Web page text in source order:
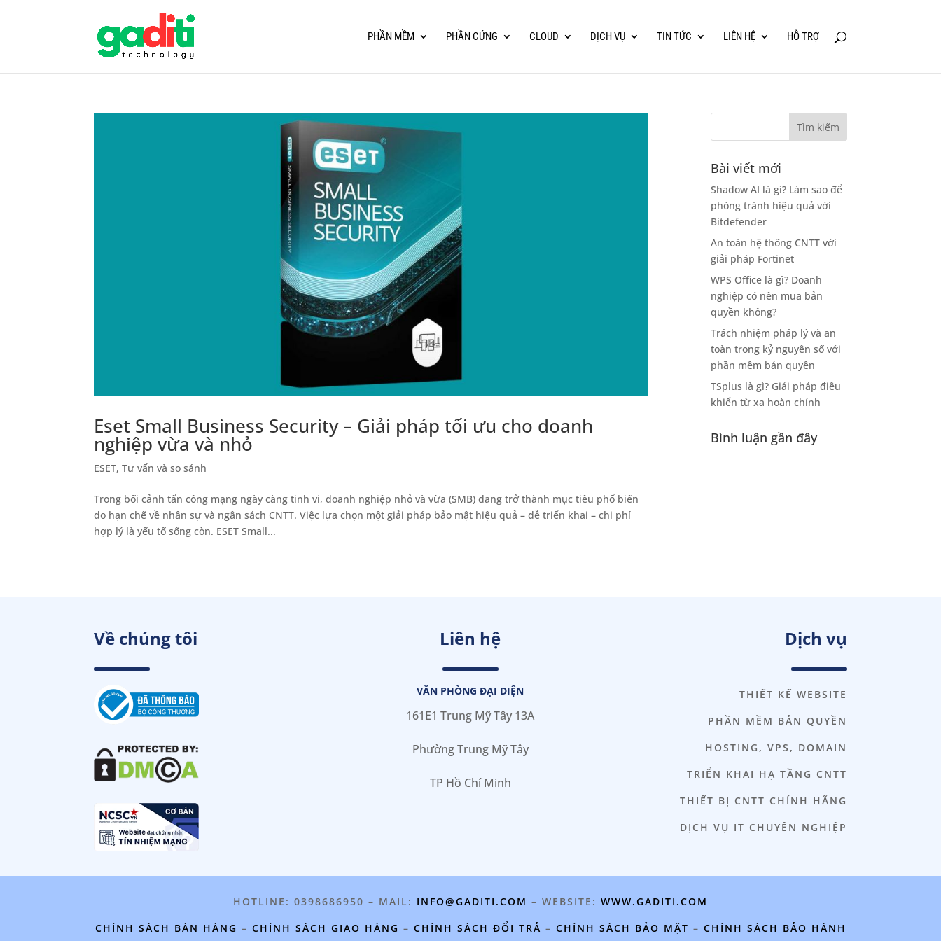
PHẦN MỀM PHẦN CỨNG CLOUD DỊCH VỤ TIN TỨC LIÊN HỆ HỖ TRỢ
Eset Small Business Security – Giải pháp tối ưu cho doanh
nghiệp vừa và nhỏ
ESET,Tư vấn và so sánh
Trong bối cảnh tấn công mạng ngày càng tinh vi, doanh nghiệp nhỏ và vừa (SMB) đang trở thành mục tiêu phổ biến
do hạn chế về nhân sự và ngân sách CNTT. Việc lựa chọn một giải pháp bảo mật hiệu quả – dễ triển khai – chi phí
hợp lý là yếu tố sống còn. ESET Small...
Bài viết mới
Shadow AI là gì? Làm sao để
phòng tránh hiệu quả với
Bitdefender
An toàn hệ thống CNTT với
giải pháp Fortinet
WPS Office là gì? Doanh
nghiệp có nên mua bản
quyền không?
Trách nhiệm pháp lý và an
toàn trong kỷ nguyên số với
phần mềm bản quyền
TSplus là gì? Giải pháp điều
khiển từ xa hoàn chỉnh
Bình luận gần đây
Về chúng tôi Liên hệ
VĂN PHÒNG ĐẠI DIỆN
161E1 Trung Mỹ Tây 13A
Phường Trung Mỹ Tây
TP Hồ Chí Minh
Dịch vụ
THIẾT KẾ WEBSITE
PHẦN MỀM BẢN QUYỀN
HOSTING, VPS, DOMAIN
TRIỂN KHAI HẠ TẦNG CNTT
THIẾT BỊ CNTT CHÍNH HÃNG
DỊCH VỤ IT CHUYÊN NGHIỆP
HOTLINE: 0398686950 – MAIL: INFO@GADITI.COM – WEBSITE: WWW.GADITI.COM
CHÍNH SÁCH BÁN HÀNG – CHÍNH SÁCH GIAO HÀNG – CHÍNH SÁCH ĐỔI TRẢ – CHÍNH SÁCH BẢO MẬT – CHÍNH SÁCH BẢO HÀNH